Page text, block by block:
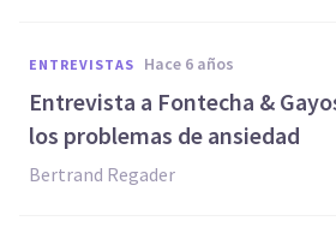
ENTREVISTAS hace 6 años
Entrevista a Fontecha &
los problemas de ansiedad
Bertrand Regader